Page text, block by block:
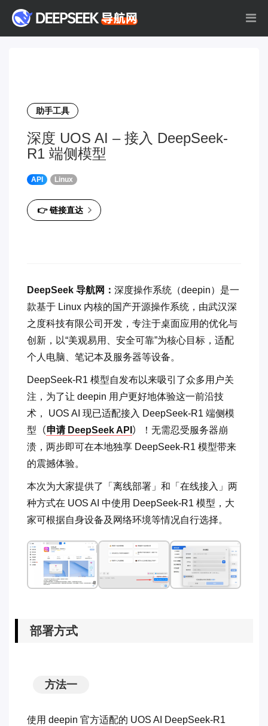
助手工具
深度 UOS AI – 接入 DeepSeek-
R1 端侧模型
API Linux
👉 链接直达
DeepSeek 导航网： 深度操作系统（deepin）是一
款基于 Linux 内核的国产开源操作系统，由武汉深
之度科技有限公司开发，专注于桌面应用的优化与
创新，以“美观易用、安全可靠”为核心目标，适配
个人电脑、笔记本及服务器等设备。
DeepSeek-R1 模型自发布以来吸引了众多用户关
注，为了让 deepin 用户更好地体验这一前沿技
术， UOS AI 现已适配接入 DeepSeek-R1 端侧模
型 （申请 DeepSeek API ）
！无需忍受服务器崩
溃，两步即可在本地独享 DeepSeek-R1 模型带来
的震撼体验。
本次为大家提供了「离线部署」和「在线接入」两
种方式在 UOS AI 中使用 DeepSeek-R1 模型，大
家可根据自身设备及网络环境等情况自行选择。
部署方式
方法一
使用 deepin 官方适配的 UOS AI DeepSeek-R1